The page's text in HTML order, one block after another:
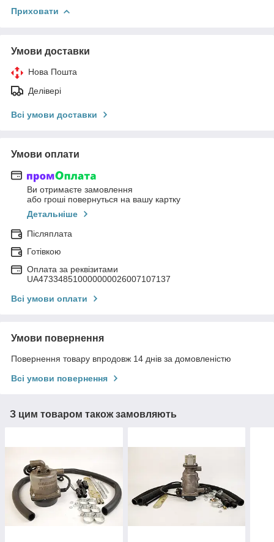
Приховати
Умови доставки
Нова Пошта
Делівері
Всі умови доставки
Умови оплати
Ви отримаєте замовлення
або гроші повернуться на вашу картку
Детальніше
Післяплата
Готівкою
Оплата за реквізитами
UA473348510000000026007107137
Всі умови оплати
Умови повернення
Повернення товару впродовж 14 днів за домовленістю
Всі умови повернення
З цим товаром також замовляють